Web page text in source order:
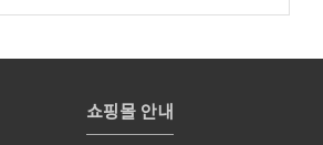
쇼핑몰 안내